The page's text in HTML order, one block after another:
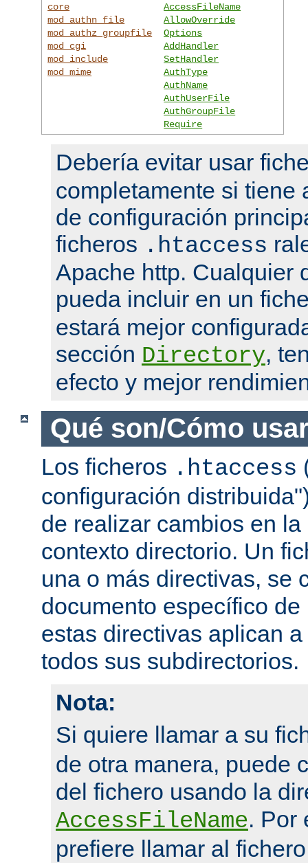
core
mod_authn_file
mod_authz_groupfile
mod_cgi
mod_include
mod_mime
AccessFileName
AllowOverride
Options
AddHandler
SetHandler
AuthType
AuthName
AuthUserFile
AuthGroupFile
Require
Debería evitar usar
completamente si tiene
de configuración
ficheros .htaccess
Apache http. Cualquier
pueda incluir en un
estará mejor
sección Directory,
efecto y mejor
Qué son/Cómo
Los ficheros .htaccess
configuración
de realizar cambios en
contexto directorio. Un
una o más directivas, se
documento específico
estas directivas aplican
todos sus subdirectorios.
Nota:
Si quiere llamar a su
de otra manera, puede
del fichero usando la
AccessFileName. Por
prefiere llamar al